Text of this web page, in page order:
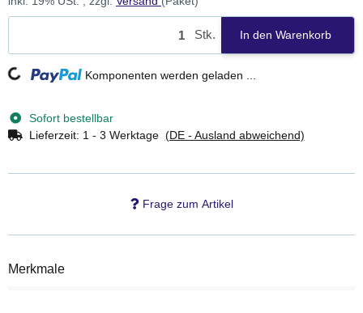
Stk. In den Warenkorb
Loading... Komponenten werden geladen ...
Sofort bestellbar
Lieferzeit: 1 - 3 Werktage (DE - Ausland abweichend)
Frage zum Artikel
Merkmale